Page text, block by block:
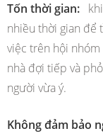
Tốn thời gian:
nhiều thời gian để
việc trên hội
nhà đợi tiếp và
người vừa ý.
Không đảm bảo